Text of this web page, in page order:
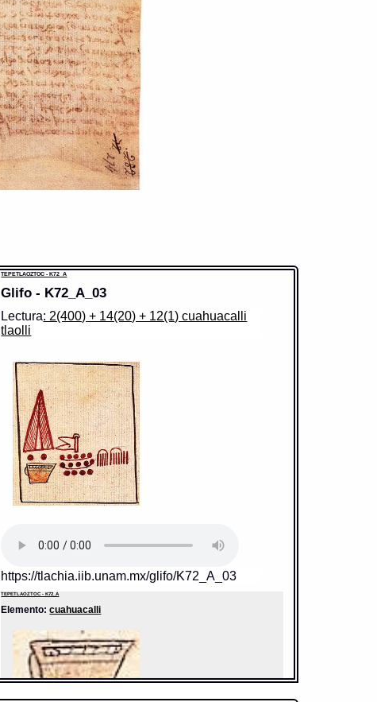
TEPETLAOZTOC - K72_A
Glifo - K72_A_03
Lectura: 2(400) + 14(20) + 12(1) cuahuacalli
tlaolli
https://tlachia.iib.unam.mx/glifo/K72_A_03
TEPETLAOZTOC - K72_A
Elemento:cuahuacalli